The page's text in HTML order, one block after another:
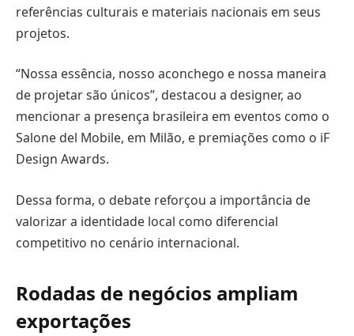
referências culturais e materiais nacionais em seus
projetos.
“Nossa essência, nosso aconchego e nossa maneira
de projetar são únicos”, destacou a designer, ao
mencionar a presença brasileira em eventos como o
Salone del Mobile, em Milão, e premiações como o iF
Design Awards.
Dessa forma, o debate reforçou a importância de
valorizar a identidade local como diferencial
competitivo no cenário internacional.
Rodadas de negócios ampliam
exportações